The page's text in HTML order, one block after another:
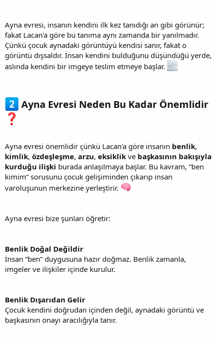
Ayna evresi, insanın kendini ilk kez tanıdığı an gibi görünür;
fakat Lacan'a göre bu tanıma aynı zamanda bir yanılmadır.
Çünkü çocuk aynadaki görüntüyü kendisi sanır, fakat o
görüntü dışsaldır. İnsan kendini bulduğunu düşündüğü yerde,
aslında kendini bir imgeye teslim etmeye başlar.
Ayna Evresi Neden Bu Kadar Önemlidir
Ayna evresi önemlidir çünkü Lacan'a göre insanın benlik,
kimlik, özdeşleşme, arzu, eksiklik ve başkasının bakışıyla
kurduğu ilişki burada anlaşılmaya başlar. Bu kavram, “ben
kimim” sorusunu çocuk gelişiminden çıkarıp insan
varoluşunun merkezine yerleştirir.
Ayna evresi bize şunları öğretir:
Benlik Doğal Değildir
İnsan “ben” duygusuna hazır doğmaz. Benlik zamanla,
imgeler ve ilişkiler içinde kurulur.
Benlik Dışarıdan Gelir
Çocuk kendini doğrudan içinden değil, aynadaki görüntü ve
başkasının onayı aracılığıyla tanır.